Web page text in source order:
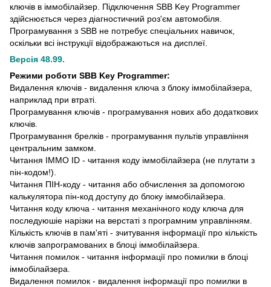
ключів в іммобілайзер. Підключення SBB Key Programmer
здійснюється через діагностичний роз'єм автомобіля.
Програмування з SBB не потребує спеціальних навичок,
оскільки всі інструкції відображаються на дисплеї.
Версія 48.99.
Режими роботи SBB Key Programmer:
Видалення ключів - видалення ключа з блоку іммобілайзера,
наприклад при втраті.
Програмування ключів - програмування нових або додаткових
ключів.
Програмування брелків - програмування пультів управління
центральним замком.
Читання IMMO ID - читання коду іммобілайзера (не плутати з
пін-кодом!).
Читання ПІН-коду - читання або обчислення за допомогою
калькулятора пін-код доступу до блоку іммобілайзера.
Читання коду ключа - читання механічного коду ключа для
последуюшіе нарізки на верстаті з програмним управлінням.
Кількість ключів в пам'яті - зчитування інформації про кількість
ключів запрограмованих в блоці іммобілайзера.
Читання помилок - читання інформації про помилки в блоці
іммобілайзера.
Видалення помилок - видалення інформації про помилки в